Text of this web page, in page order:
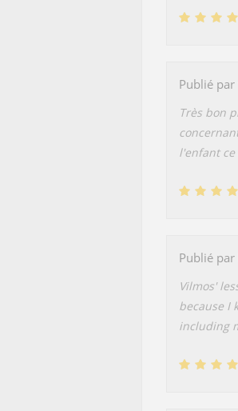
Publié par
Très bon
l'enfant ce
Publié par
Vilmos'
because I
including